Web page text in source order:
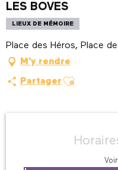
LES BOVES
LIEUX DE MÉMOIRE
Place des Héros, Place
M'y rendre
Partager Ajouter aux